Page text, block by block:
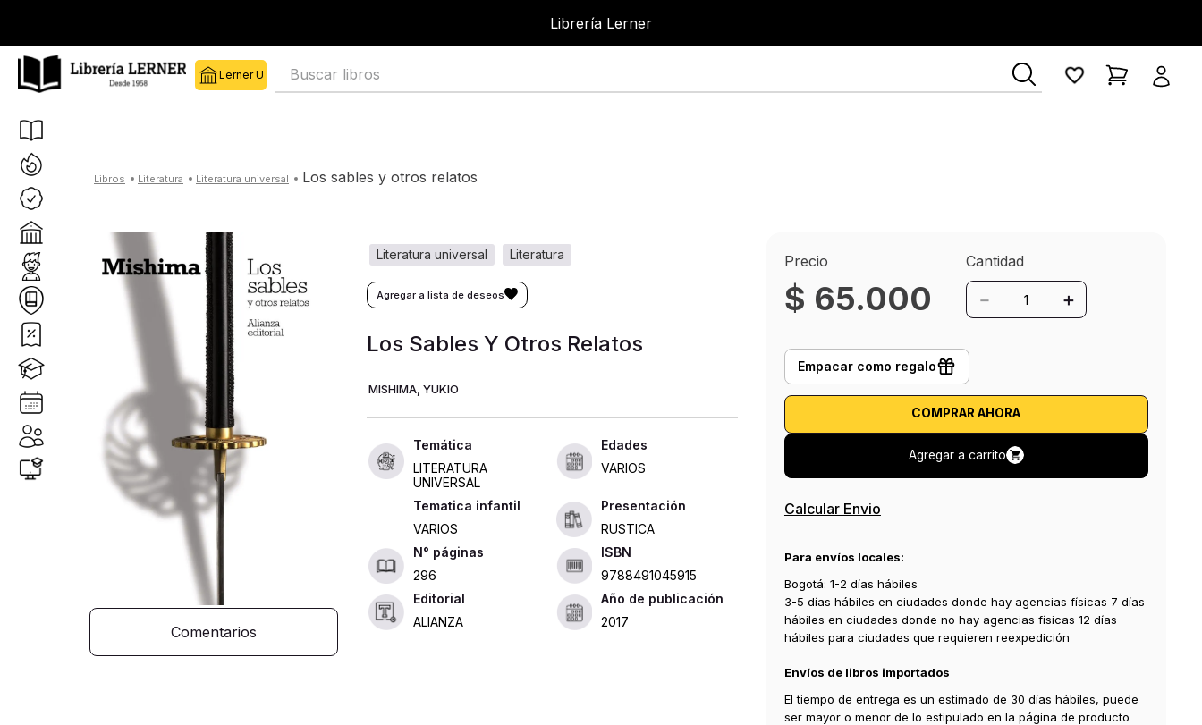
Librería Lerner
Buscar libros
literatura literatura universal los sables y otros relatos
Comentarios
literatura
literatura universal
Los Sables Y Otros Relatos
MISHIMA, YUKIO
LITERATURA
UNIVERSAL
Edades
VARIOS
Tematica infantil
VARIOS
Presentación
RUSTICA
296
ISBN
9788491045915
Editorial
ALIANZA
Año de publicación
2017
Precio
$ 65.000
Cantidad
＋
－
Empacar como regalo
COMPRAR AHORA
Agregar a carrito
Calcular Envio
Para envíos locales:
Bogotá: 1-2 días hábiles
3-5 días hábiles en ciudades donde hay agencias físicas 7 días
hábiles en ciudades donde no hay agencias físicas 12 días
hábiles para ciudades que requieren reexpedición
Envíos de libros importados
El tiempo de entrega es un estimado de 30 días hábiles, puede
ser mayor o menor de lo estipulado en la página de producto